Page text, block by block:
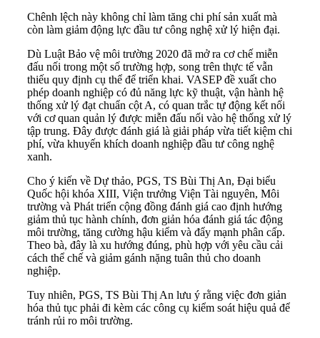
Chênh lệch này không chỉ làm tăng chi phí sản xuất mà
còn làm giảm động lực đầu tư công nghệ xử lý hiện đại.
Dù Luật Bảo vệ môi trường 2020 đã mở ra cơ chế miễn
đấu nối trong một số trường hợp, song trên thực tế vẫn
thiếu quy định cụ thể để triển khai. VASEP đề xuất cho
phép doanh nghiệp có đủ năng lực kỹ thuật, vận hành hệ
thống xử lý đạt chuẩn cột A, có quan trắc tự động kết nối
với cơ quan quản lý được miễn đấu nối vào hệ thống xử lý
tập trung. Đây được đánh giá là giải pháp vừa tiết kiệm chi
phí, vừa khuyến khích doanh nghiệp đầu tư công nghệ
xanh.
Cho ý kiến về Dự thảo, PGS, TS Bùi Thị An, Đại biểu
Quốc hội khóa XIII, Viện trưởng Viện Tài nguyên, Môi
trường và Phát triển cộng đồng đánh giá cao định hướng
giảm thủ tục hành chính, đơn giản hóa đánh giá tác động
môi trường, tăng cường hậu kiểm và đẩy mạnh phân cấp.
Theo bà, đây là xu hướng đúng, phù hợp với yêu cầu cải
cách thể chế và giảm gánh nặng tuân thủ cho doanh
nghiệp.
Tuy nhiên, PGS, TS Bùi Thị An lưu ý rằng việc đơn giản
hóa thủ tục phải đi kèm các công cụ kiểm soát hiệu quả để
tránh rủi ro môi trường.